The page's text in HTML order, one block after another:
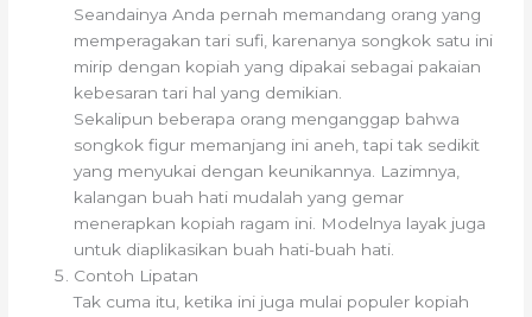
Seandainya Anda pernah memandang orang yang
memperagakan tari sufi, karenanya songkok satu ini
mirip dengan kopiah yang dipakai sebagai pakaian
kebesaran tari hal yang demikian.
Sekalipun beberapa orang menganggap bahwa
songkok figur memanjang ini aneh, tapi tak sedikit
yang menyukai dengan keunikannya. Lazimnya,
kalangan buah hati mudalah yang gemar
menerapkan kopiah ragam ini. Modelnya layak juga
untuk diaplikasikan buah hati-buah hati.
Contoh Lipatan
Tak cuma itu, ketika ini juga mulai populer kopiah